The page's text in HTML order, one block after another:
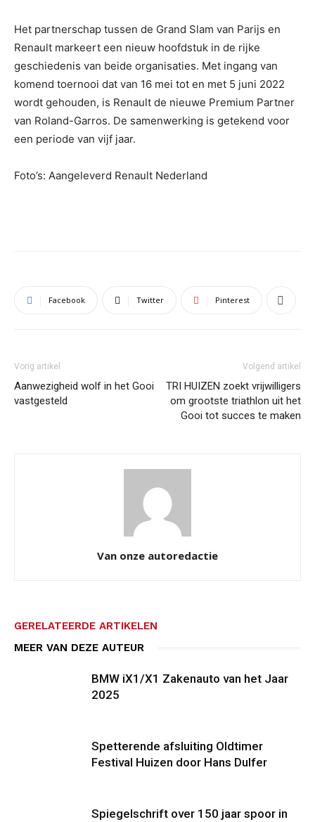
Het partnerschap tussen de Grand Slam van Parijs en
Renault markeert een nieuw hoofdstuk in de rijke
geschiedenis van beide organisaties. Met ingang van
komend toernooi dat van 16 mei tot en met 5 juni 2022
wordt gehouden, is Renault de nieuwe Premium Partner
van Roland-Garros. De samenwerking is getekend voor
een periode van vijf jaar.
Foto’s: Aangeleverd Renault Nederland
Facebook Twitter Pinterest
Vorig artikel
Aanwezigheid wolf in het Gooi
vastgesteld
Volgend artikel
TRI HUIZEN zoekt vrijwilligers
om grootste triathlon uit het
Gooi tot succes te maken
Van onze autoredactie
GERELATEERDE ARTIKELEN
MEER VAN DEZE AUTEUR
BMW iX1/X1 Zakenauto van het Jaar
2025
Spetterende afsluiting Oldtimer
Festival Huizen door Hans Dulfer
Spiegelschrift over 150 jaar spoor in